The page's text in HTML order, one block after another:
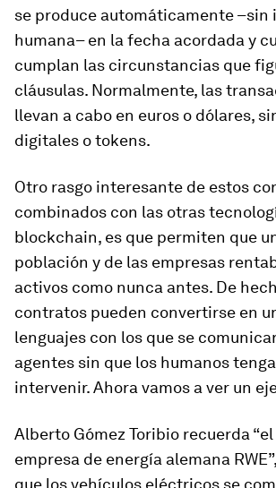
se produce automáticamente –sin
humana– en la fecha acordada y
cumplan las circunstancias que
cláusulas. Normalmente, las
llevan a cabo en euros o dólares,
digitales otokens.
Otro rasgo interesante de estos
combinados con las otras
blockchain, es que permiten que
población y de las empresas
activos como nunca antes. De
contratos pueden convertirse en
lenguajes con los que se
agentes sin que los humanos
intervenir. Ahora vamos a ver un
Alberto Gómez Toribio recuerda
empresa de energía alemana
que los vehículos eléctricos se